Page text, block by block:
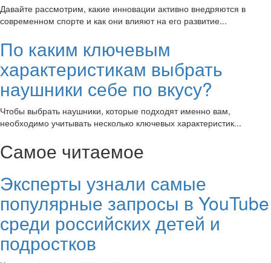
Давайте рассмотрим, какие инновации активно внедряются в
современном спорте и как они влияют на его развитие...
По каким ключевым
характеристикам выбрать
наушники себе по вкусу?
Чтобы выбрать наушники, которые подходят именно вам,
необходимо учитывать несколько ключевых характеристик...
Самое читаемое
Эксперты узнали самые
популярные запросы в YouTube
среди российских детей и
подростков